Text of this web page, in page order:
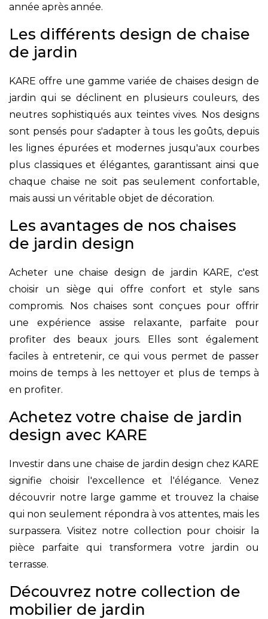
année après année.
Les différents design de chaise
de jardin
KARE offre une gamme variée de chaises design de
jardin qui se déclinent en plusieurs couleurs, des
neutres sophistiqués aux teintes vives. Nos designs
sont pensés pour s'adapter à tous les goûts, depuis
les lignes épurées et modernes jusqu'aux courbes
plus classiques et élégantes, garantissant ainsi que
chaque chaise ne soit pas seulement confortable,
mais aussi un véritable objet de décoration.
Les avantages de nos chaises
de jardin design
Acheter une chaise design de jardin KARE, c'est
choisir un siège qui offre confort et style sans
compromis. Nos chaises sont conçues pour offrir
une expérience assise relaxante, parfaite pour
profiter des beaux jours. Elles sont également
faciles à entretenir, ce qui vous permet de passer
moins de temps à les nettoyer et plus de temps à
en profiter.
Achetez votre chaise de jardin
design avec KARE
Investir dans une chaise de jardin design chez KARE
signifie choisir l'excellence et l'élégance. Venez
découvrir notre large gamme et trouvez la chaise
qui non seulement répondra à vos attentes, mais les
surpassera. Visitez notre collection pour choisir la
pièce parfaite qui transformera votre jardin ou
terrasse.
Découvrez notre collection de
mobilier de jardin